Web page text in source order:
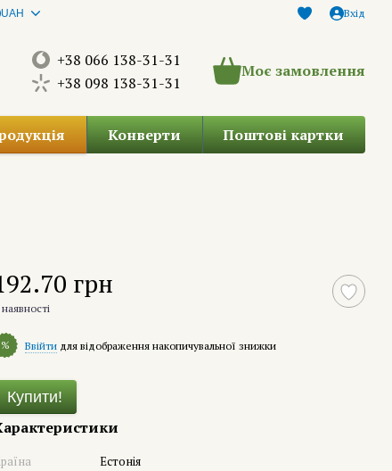
UAH Вхід
+38 066 138-31-31
+38 098 138-31-31
Моє замовлення
Конверти Поштові картки
грн
% Ввійти для відображення накопичувальної знижки
Купити!
Естонія